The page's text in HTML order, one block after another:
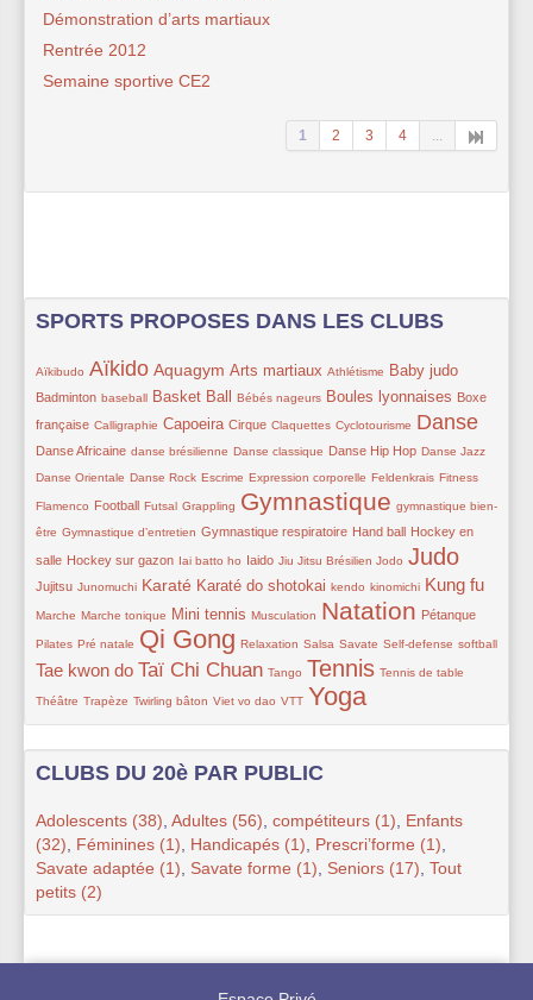
Démonstration d’arts martiaux
Rentrée 2012
Semaine sportive CE2
1 2 3 4
SPORTS PROPOSES DANS LES CLUBS
11/373
Aïkibudo
269/373Aïkido
192/373 Aquagym
152/373 Arts martiaux
32/373 Athlétisme
141/373 Baby judo
109/373
Badminton
62/373 baseball
141/373 Basket Ball
71/373 Bébés nageurs
136/373 Boules lyonnaises
86/373
Boxe
française
67/373 Calligraphie
136/373 Capoeira
96/373 Cirque
41/373 Claquettes
41/373 Cyclotourisme
273/373 Danse
102/373
Danse Africaine
61/373 danse brésilienne
66/373 Danse classique
112/373 Danse Hip Hop
41/373 Danse Jazz
41/373
Danse Orientale
41/373 Danse Rock
49/373 Escrime
66/373 Expression corporelle
24/373 Feldenkrais
16/373 Fitness
41/373
Flamenco
103/373Football
46/373 Futsal
38/373 Grappling
331/373 Gymnastique
65/373
gymnastique bien-
être
66/373Gymnastique d’entretien
90/373 Gymnastique respiratoire
96/373 Hand ball
95/373
Hockey en
salle
95/373Hockey sur gazon
23/373 Iai batto ho
122/373 Iaido
38/373 Jiu Jitsu Brésilien
19/373 Jodo
301/373 Judo
83/373
Jujitsu
67/373Junomuchi
198/373 Karaté
156/373 Karaté do shotokai
67/373 kendo
67/373 kinomichi
206/373 Kung fu
41/373
Marche
65/373Marche tonique
140/373 Mini tennis
26/373 Musculation
338/373 Natation
89/373 Pétanque
51/373
Pilates
71/373Pré natale
354/373 Qi Gong
74/373 Relaxation
41/373 Salsa
24/373 Savate
42/373 Self-defense
62/373 softball
206/373
Tae kwon do
263/373 Taï Chi Chuan
41/373 Tango
298/373 Tennis
47/373 Tennis de table
66/373
Théâtre
16/373Trapèze
66/373 Twirling bâton
55/373 Viet vo dao
41/373 VTT
373/373 Yoga
CLUBS DU 20è PAR PUBLIC
Adolescents (38) Adultes (56) compétiteurs (1)
Enfants
(32)
Féminines (1) Handicapés (1) Prescri’forme (1)
Savate adaptée (1)
Savate forme (1) Seniors (17) Tout
petits (2)